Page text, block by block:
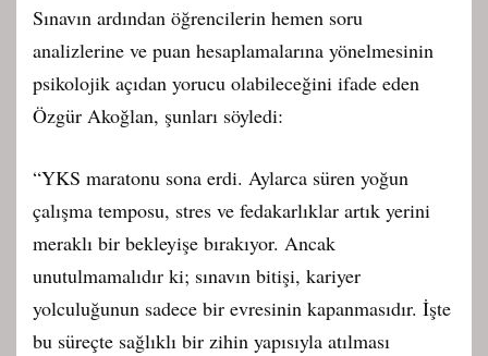
Sınavın ardından öğrencilerin hemen soru
analizlerine ve puan hesaplamalarına yönelmesinin
psikolojik açıdan yorucu olabileceğini ifade eden
Özgür Akoğlan, şunları söyledi:
“YKS maratonu sona erdi. Aylarca süren yoğun
çalışma temposu, stres ve fedakarlıklar artık yerini
meraklı bir bekleyişe bırakıyor. Ancak
unutulmamalıdır ki; sınavın bitişi, kariyer
yolculuğunun sadece bir evresinin kapanmasıdır. İşte
bu süreçte sağlıklı bir zihin yapısıyla atılması